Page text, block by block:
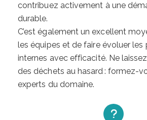
contribuez activement à une
durable.
C’est également un excellent
les équipes et de faire évoluer les
internes avec efficacité. Ne
des déchets au hasard : formez-
experts du domaine.